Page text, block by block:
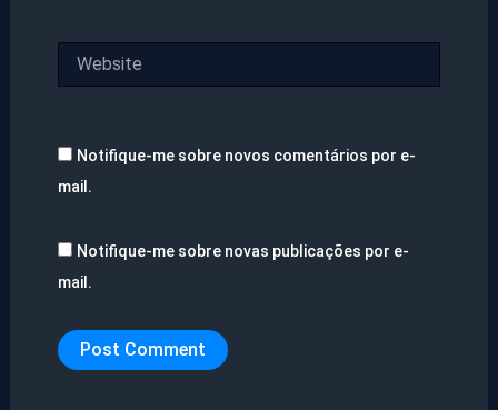
Notifique-me sobre novos comentários por e-
mail.
Notifique-me sobre novas publicações por e-
mail.